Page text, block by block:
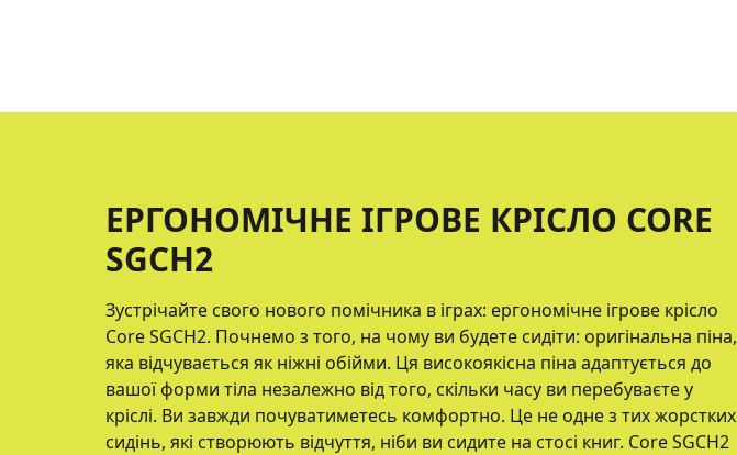
ЕРГОНОМІЧНЕ ІГРОВЕ КРІСЛО CORE
SGCH2
Зустрічайте свого нового помічника в іграх: ергономічне ігрове крісло
Core SGCH2. Почнемо з того, на чому ви будете сидіти: оригінальна піна,
яка відчувається як ніжні обійми. Ця високоякісна піна адаптується до
вашої форми тіла незалежно від того, скільки часу ви перебуваєте у
кріслі. Ви завжди почуватиметесь комфортно. Це не одне з тих жорстких
сидінь, які створюють відчуття, ніби ви сидите на стосі книг. Core SGCH2